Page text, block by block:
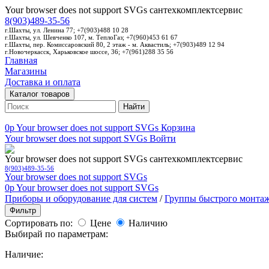
Your browser does not support SVGs сантехкомплектсервис
8(903)489-35-56
г.Шахты, ул. Ленина 77; +7(903)488 10 28
г.Шахты, ул. Шевченко 107, м. ТеплоГаз; +7(960)453 61 67
г.Шахты, пер. Комиссаровский 80, 2 этаж - м. Аквастиль; +7(903)489 12 94
г.Новочеркасск, Харьковское шоссе, 36; +7(961)288 35 56
Главная
Магазины
Доставка и оплата
Каталог товаров
Найти
0pYour browser does not support SVGs Корзина
Your browser does not support SVGs Войти
Your browser does not support SVGs сантехкомплектсервис
8(903)489-35-56
Your browser does not support SVGs
0pYour browser does not support SVGs
Приборы и оборудование для систем /Группы быстрого
Фильтр
Сортировать по: Цене
Наличию
Выбирай по параметрам:
Наличие: